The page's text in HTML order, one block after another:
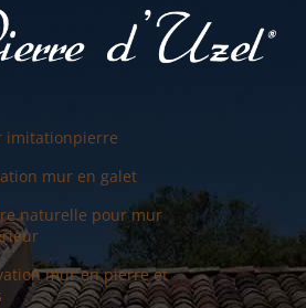
imitationpierre
mur en galet
naturelle pourmur
muren pierre et